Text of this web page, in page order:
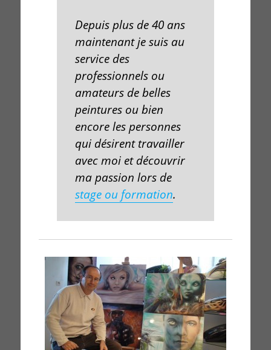
Depuis plus de 40 ans
maintenant je suis au
service des
professionnels ou
amateurs de belles
peintures ou bien
encore les personnes
qui désirent travailler
avec moi et découvrir
ma passion lors de
stage ou formation.